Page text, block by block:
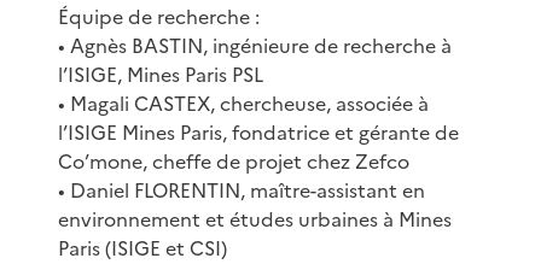
Équipe de recherche :
• Agnès BASTIN, ingénieure de recherche à
l’ISIGE, Mines Paris PSL
• Magali CASTEX, chercheuse, associée à
l’ISIGE Mines Paris, fondatrice et gérante de
Co’mone, cheffe de projet chez Zefco
• Daniel FLORENTIN, maître-assistant en
environnement et études urbaines à Mines
Paris (ISIGE et CSI)